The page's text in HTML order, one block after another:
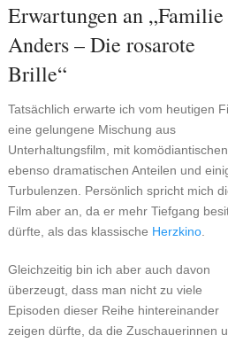
Erwartungen an „Familie
Anders – Die rosarote
Brille“
Tatsächlich erwarte ich vom heutigen
eine gelungene Mischung aus
Unterhaltungsfilm, mit
ebenso dramatischen Anteilen und
Turbulenzen. Persönlich spricht mich
Film aber an, da er mehr Tiefgang
dürfte, als das klassische Herzkino.
Gleichzeitig bin ich aber auch davon
überzeugt, dass man nicht zu viele
Episoden dieser Reihe hintereinander
zeigen dürfte, da die Zuschauerinnen